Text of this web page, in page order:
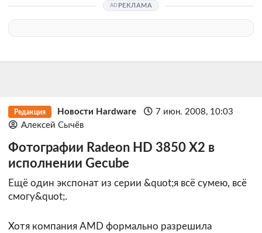
РЕКЛАМА
Редакция Новости Hardware
7 июн. 2008, 10:03
Алексей Сычёв
Фотографии Radeon HD 3850 X2 в
исполнении Gecube
Ещё один экспонат из серии &quot;я всё сумею, всё
смогу&quot;.
Хотя компания AMD формально разрешила